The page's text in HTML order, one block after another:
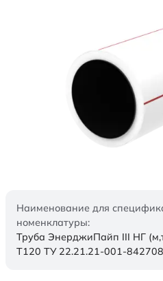
Наименование для
номенклатуры:
Труба ЭнерджиПайп III НГ
Т120 ТУ 22.21.21-001-